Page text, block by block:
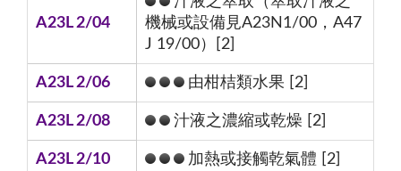
A23L 2/04
機械或設備見A23N1/00，A47
J 19/00）[2]
A23L 2/06 由柑桔類水果 [2]
A23L 2/08 汁液之濃縮或乾燥 [2]
A23L 2/10 加熱或接觸乾氣體 [2]